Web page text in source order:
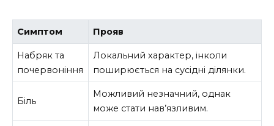
Симптом Прояв
Набряк та
почервоніння
Локальний характер, інколи
поширюється на сусідні ділянки.
Біль
Можливий незначний, однак
може стати нав’язливим.